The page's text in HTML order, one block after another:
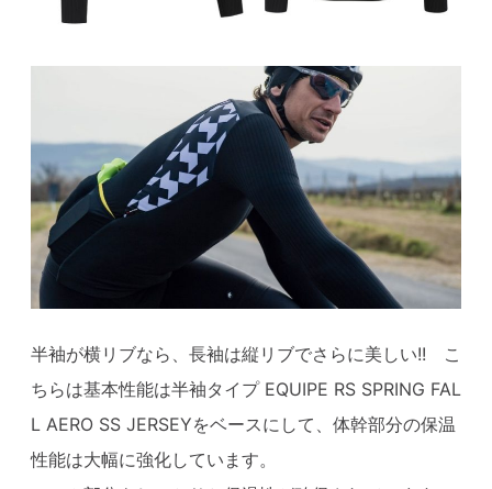
半袖が横リブなら、長袖は縦リブでさらに美しい!! こ
ちらは基本性能は半袖タイプ EQUIPE RS SPRING FAL
L AERO SS JERSEYをベースにして、体幹部分の保温
性能は大幅に強化しています。